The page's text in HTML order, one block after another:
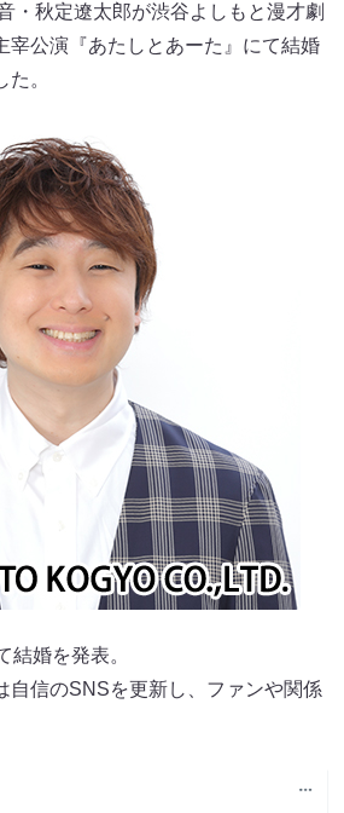
・秋定遼太郎が渋谷よしもと漫才劇
宰公演『あたしとあーた』にて結婚
。
結婚を発表。
自信のSNSを更新し、ファンや関係